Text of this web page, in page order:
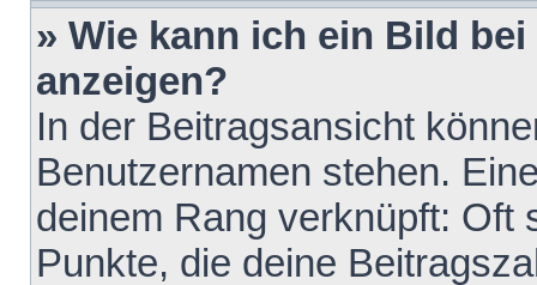
» Wie kann ich ein Bild
anzeigen?
In der Beitragsansicht
Benutzernamen stehen.
deinem Rang verknüpft: Oft
Punkte, die deine